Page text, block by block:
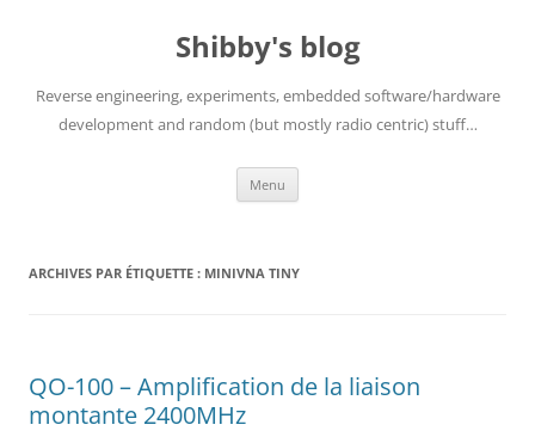
Shibby's blog
Reverse engineering, experiments, embedded software/hardware
development and random (but mostly radio centric) stuff…
Menu
ARCHIVES PAR ÉTIQUETTE : MINIVNA TINY
QO-100 – Amplification de la liaison
montante 2400MHz